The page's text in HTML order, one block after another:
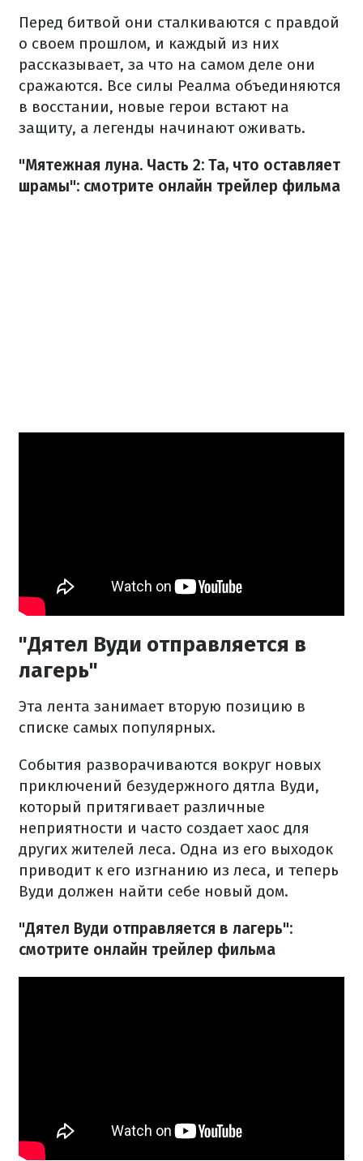
Перед битвой они сталкиваются с правдой
о своем прошлом, и каждый из них
рассказывает, за что на самом деле они
сражаются. Все силы Реалма объединяются
в восстании, новые герои встают на
защиту, а легенды начинают оживать.
"Мятежная луна. Часть 2: Та, что оставляет
шрамы": смотрите онлайн трейлер фильма
"Дятел Вуди отправляется в
лагерь"
Эта лента занимает вторую позицию в
списке самых популярных.
События разворачиваются вокруг новых
приключений безудержного дятла Вуди,
который притягивает различные
неприятности и часто создает хаос для
других жителей леса. Одна из его выходок
приводит к его изгнанию из леса, и теперь
Вуди должен найти себе новый дом.
"Дятел Вуди отправляется в лагерь":
смотрите онлайн трейлер фильма